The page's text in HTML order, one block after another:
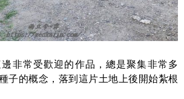
邊非常受歡迎的作品，總是聚集非常多
子的概念，落到這片土地上後開始紮根